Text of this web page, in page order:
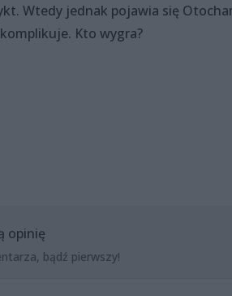
Wtedy jednak pojawia się
Kto wygra?
opinię
bądź pierwszy!